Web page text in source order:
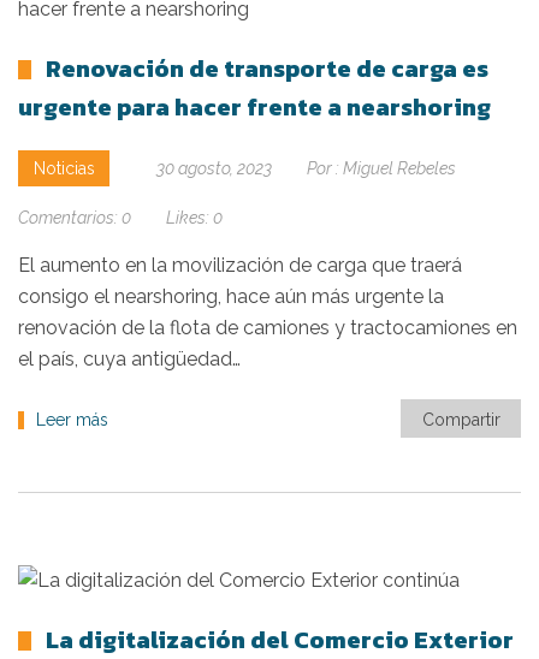
Renovación de transporte de carga es
urgente para hacer frente a nearshoring
Noticias 30 agosto, 2023 Por : Miguel Rebeles
Comentarios: 0 Likes: 0
El aumento en la movilización de carga que traerá
consigo el nearshoring, hace aún más urgente la
renovación de la flota de camiones y tractocamiones en
el país, cuya antigüedad…
Leer más Compartir
La digitalización del Comercio Exterior